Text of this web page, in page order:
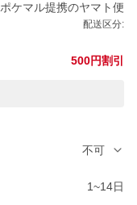
ポケマル提携のヤマト便
配送区分:
500円割引
不可
1~14日